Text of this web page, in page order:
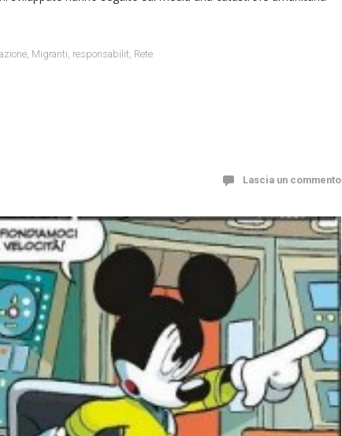
, Migranti, responsabilit, Rete
Lascia un commento